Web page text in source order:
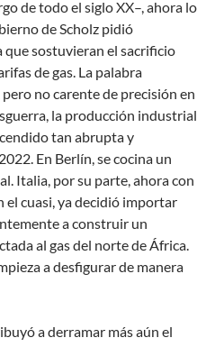
de todo el siglo XX–, ahora lo
de Scholz pidió
que sostuvieran el sacrificio
de gas. La palabra
no carente de precisión en
la producción industrial
tan abrupta y
En Berlín, se cocina un
Italia, por su parte, ahora con
el cuasi, ya decidió importar
a construir un
al gas del norte de África.
a desfigurar de manera
a derramar más aún el